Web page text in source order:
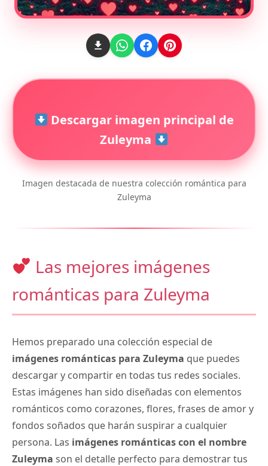
Descargar imagen principal de
Zuleyma
Imagen destacada de nuestra colección romántica para
Zuleyma
Las mejores imágenes
románticas para Zuleyma
Hemos preparado una colección especial de
imágenes románticas para Zuleyma que puedes
descargar y compartir en todas tus redes sociales.
Estas imágenes han sido diseñadas con elementos
románticos como corazones, flores, frases de amor y
fondos soñados que harán suspirar a cualquier
persona. Las imágenes románticas con el nombre
Zuleyma son el detalle perfecto para demostrar tus